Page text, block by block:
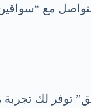
مع
توفر لك تجربة